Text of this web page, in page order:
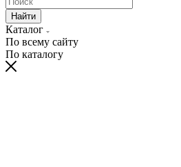
Найти
Каталог
По всему сайту
По каталогу